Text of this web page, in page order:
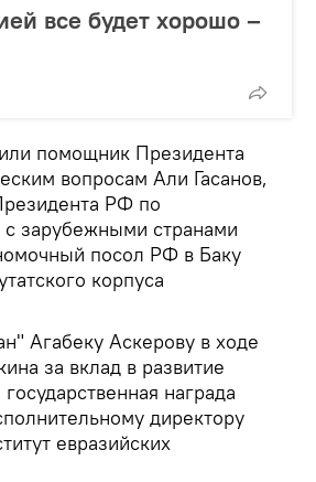
все будет хорошо –
помощник Президента
вопросам Али Гасанов,
РФ по
зарубежными странами
посол РФ в Баку
корпуса
Агабеку Аскерову в ходе
за вклад в развитие
награда
директору
евразийских